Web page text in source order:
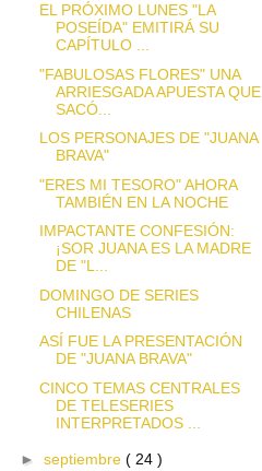
EL PRÓXIMO LUNES "LA
POSEÍDA" EMITIRÁ SU
CAPÍTULO ...
"FABULOSAS FLORES" UNA
ARRIESGADA APUESTA QUE
SACÓ...
LOS PERSONAJES DE "JUANA
BRAVA"
"ERES MI TESORO" AHORA
TAMBIÉN EN LA NOCHE
IMPACTANTE CONFESIÓN:
¡SOR JUANA ES LA MADRE
DE "L...
DOMINGO DE SERIES
CHILENAS
ASÍ FUE LA PRESENTACIÓN
DE "JUANA BRAVA"
CINCO TEMAS CENTRALES
DE TELESERIES
INTERPRETADOS ...
► septiembre ( 24 )